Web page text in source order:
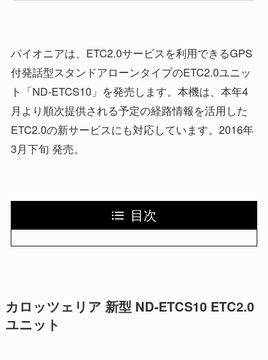
パイオニアは、ETC2.0サービスを利用できるGPS
付発話型スタンドアローンタイプのETC2.0ユニッ
ト「ND-ETCS10」を発売します。本機は、本年4
月より順次提供される予定の経路情報を活用した
ETC2.0の新サービスにも対応しています。2016年
3月下旬 発売。
目次
カロッツェリア 新型 ND-ETCS10 ETC2.0
ユニット